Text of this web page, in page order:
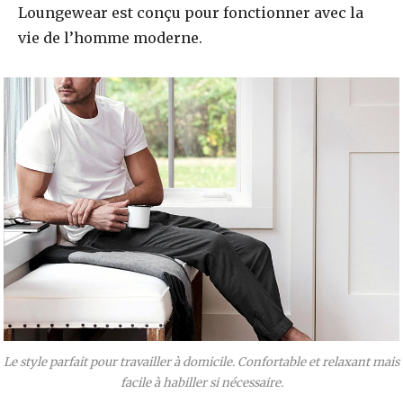
Loungewear est conçu pour fonctionner avec la
vie de l’homme moderne.
Le style parfait pour travailler à domicile. Confortable et relaxant mais
facile à habiller si nécessaire.